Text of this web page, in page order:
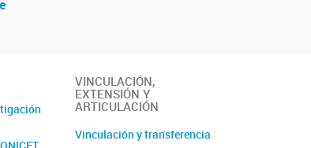
VINCULACIÓN,
EXTENSIÓN Y
ARTICULACIÓN
Vinculación y transferencia